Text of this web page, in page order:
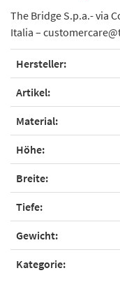
The Bridge S.p.a.- via
Italia –
Hersteller:
Artikel:
Material:
Höhe:
Breite:
Tiefe:
Gewicht:
Kategorie: